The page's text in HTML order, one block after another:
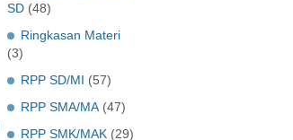
SD (48)
Ringkasan Materi
(3)
RPP SD/MI (57)
RPP SMA/MA (47)
RPP SMK/MAK (29)